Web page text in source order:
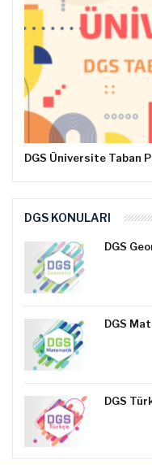
DGS Üniversite Taban
DGS KONULARI
DGS
DGS
DGS